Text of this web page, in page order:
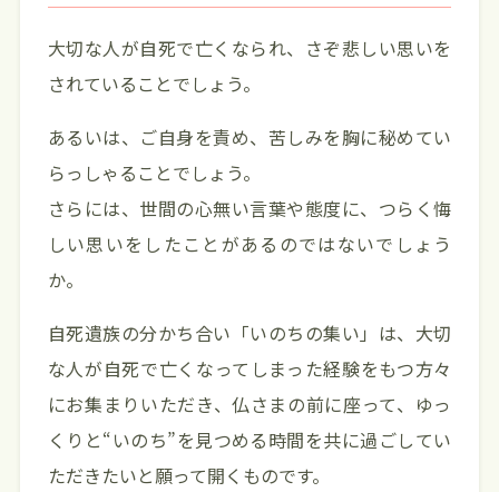
大切な人が自死で亡くなられ、さぞ悲しい思いを
されていることでしょう。
あるいは、ご自身を責め、苦しみを胸に秘めてい
らっしゃることでしょう。
さらには、世間の心無い言葉や態度に、つらく悔
しい思いをしたことがあるのではないでしょう
か。
自死遺族の分かち合い「いのちの集い」は、大切
な人が自死で亡くなってしまった経験をもつ方々
にお集まりいただき、仏さまの前に座って、ゆっ
くりと“いのち”を見つめる時間を共に過ごしてい
ただきたいと願って開くものです。